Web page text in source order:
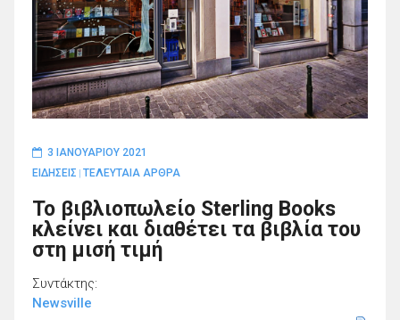
3 ΙΑΝΟΥΑΡΊΟΥ 2021
ΕΙΔΗΣΕΙΣ ΤΕΛΕΥΤΑΙΑ ΑΡΘΡΑ
Το βιβλιοπωλείο Sterling Books
κλείνει και διαθέτει τα βιβλία του
στη μισή τιμή
Συντάκτης:
Newsville